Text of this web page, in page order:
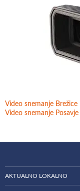
Video snemanje Brežice
Video snemanje Posavje
AKTUALNO LOKALNO